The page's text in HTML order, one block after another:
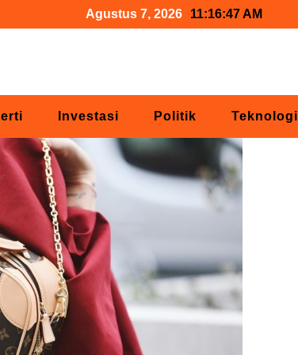
Agustus 7, 2026 11:16:48 AM
Investasi Politik Teknologi